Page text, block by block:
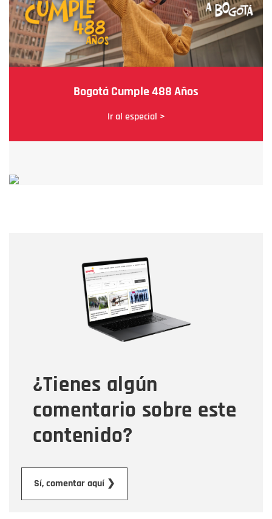
Bogotá Cumple 488 Años
Ir al especial >
¿Tienes algún
comentario sobre este
contenido?
Sí, comentar aquí ❯
Correo electrónico
Tipo de comentario
Mensaje